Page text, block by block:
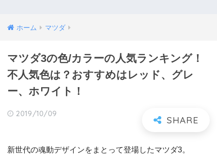
ホーム マツダ
マツダ3の色/カラーの人気ランキング！
不人気色は？おすすめはレッド、グレ
ー、ホワイト！
2019/10/09
新世代の魂動デザインをまとって登場したマツダ3。